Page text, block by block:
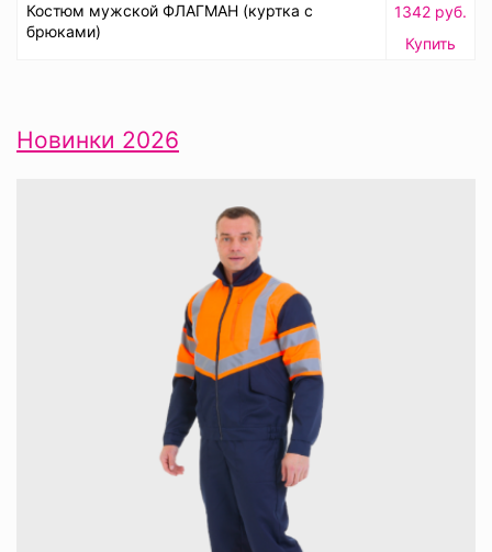
Костюм мужской ФЛАГМАН (куртка с
брюками)
1342 руб.
Купить
Новинки 2026